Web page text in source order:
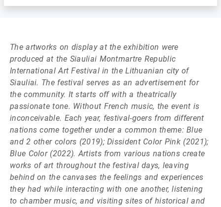
The artworks on display at the exhibition were
produced at the Siauliai Montmartre Republic
International Art Festival in the Lithuanian city of
Siauliai. The festival serves as an advertisement for
the community. It starts off with a theatrically
passionate tone. Without French music, the event is
inconceivable. Each year, festival-goers from different
nations come together under a common theme: Blue
and 2 other colors (2019); Dissident Color Pink (2021);
Blue Color (2022). Artists from various nations create
works of art throughout the festival days, leaving
behind on the canvases the feelings and experiences
they had while interacting with one another, listening
to chamber music, and visiting sites of historical and